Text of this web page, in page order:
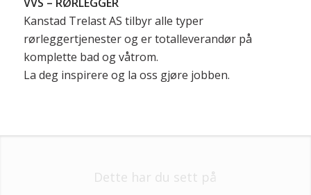
Kanstad Trelast AS tilbyr alle typer
rørleggertjenester og er totalleverandør på
komplette bad og våtrom.
La deg inspirere og la oss gjøre jobben.
Dette har du sett på